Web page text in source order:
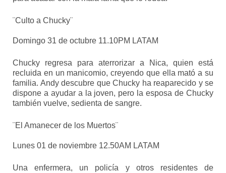
¨Culto a Chucky¨
Domingo 31 de octubre 11.10PM LATAM
Chucky regresa para aterrorizar a Nica, quien está
recluida en un manicomio, creyendo que ella mató a su
familia. Andy descubre que Chucky ha reaparecido y se
dispone a ayudar a la joven, pero la esposa de Chucky
también vuelve, sedienta de sangre.
¨El Amanecer de los Muertos¨
Lunes 01 de noviembre 12.50AM LATAM
Una enfermera, un policía y otros residentes de